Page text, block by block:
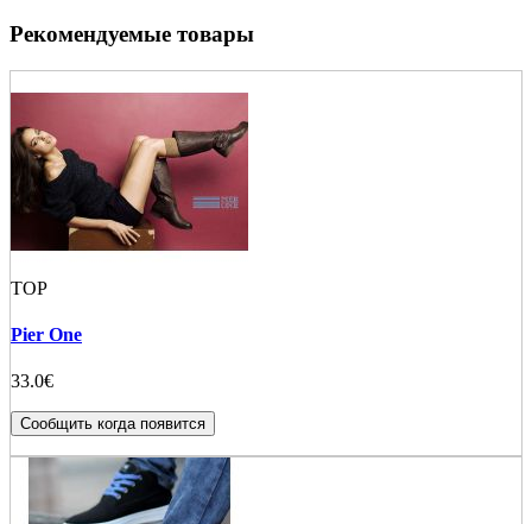
Рекомендуемые товары
TOP
Pier One
33.0€
Сообщить когда появится